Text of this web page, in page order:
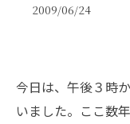
2009/06/24
今日は、午後３時
いました。ここ数